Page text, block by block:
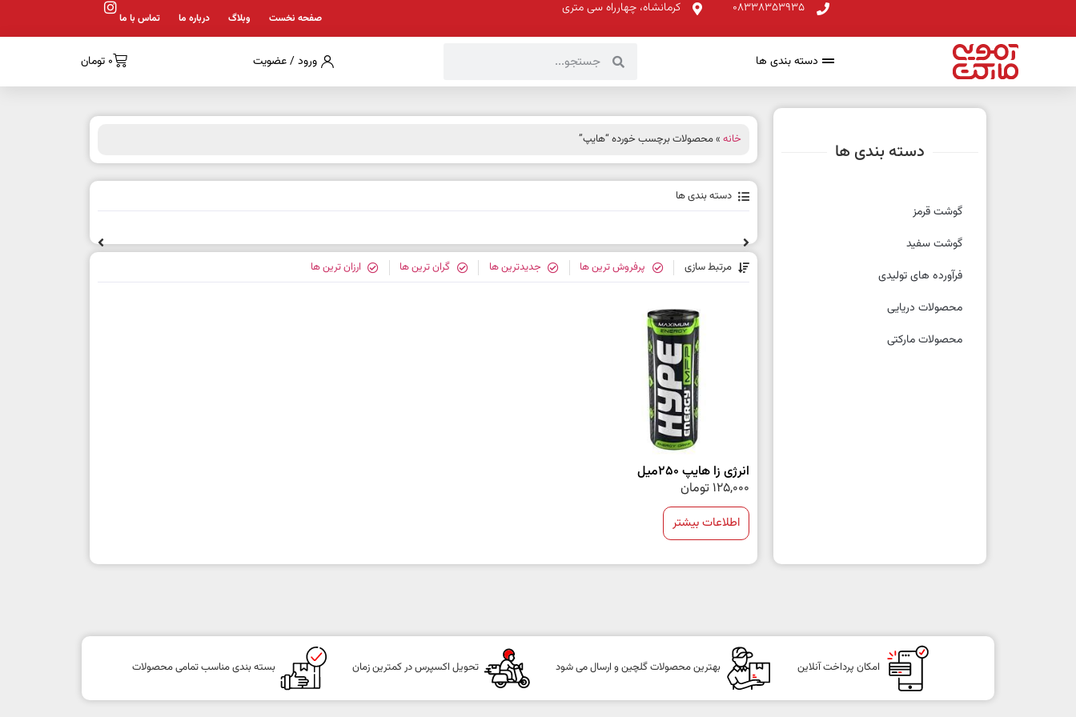
08338353935 کرمانشاه، چهارراه سی متری
صفحه نخست وبلاگ درباره ما تماس با ما
دسته بندی ها ورود / عضویت 0 تومان
دسته بندی ها
گوشت قرمز
گوشت سفید
فرآورده های تولیدی
محصولات دریایی
محصولات مارکتی
خانه» محصولات برچسب خورده “هایپ”
دسته بندی ها
مرتبط سازی پرفروش ترین ها جدیدترین ها گران ترین ها ارزان ترین ها
انرژی زا هایپ 250میل
125,000 تومان
اطلاعات بیشتر
امکان پرداخت آنلاین بهترین محصولات گلچین و ارسال می شود تحویل اکسپرس در کمترین زمان بسته بندی مناسب تمامی محصولات